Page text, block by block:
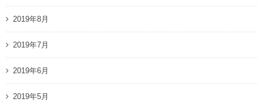
2019年8月
2019年7月
2019年6月
2019年5月